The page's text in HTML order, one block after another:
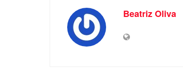
Beatriz Oliva